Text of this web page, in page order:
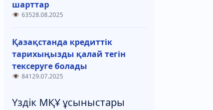
шарттар
63528.08.2025
Қазақстанда кредиттік
тарихыңызды қалай тегін
тексеруге болады
84129.07.2025
Үздік МҚҰ ұсыныстары